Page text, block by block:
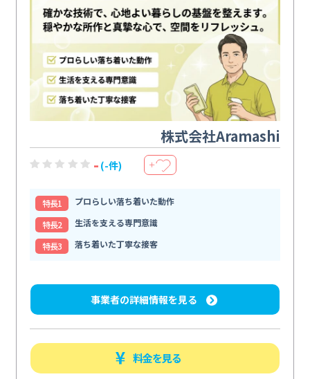
株式会社Aramashi
- (-件) ＋
特⻑1
プロらしい落ち着いた動作
特⻑2
生活を支える専門意識
特⻑3
落ち着いた丁寧な接客
事業者の詳細情報を見る
料金を見る